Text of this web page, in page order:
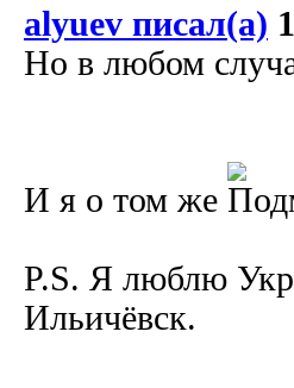
alyuev писал(а)
Но в любом
И я о том же
P.S. Я люблю
Ильичёвск.